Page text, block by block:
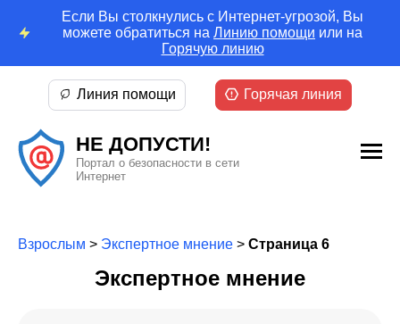
Если Вы столкнулись с Интернет-угрозой, Вы
можете обратиться на Линию помощи или на
Горячую линию
НЕ ДОПУСТИ!
Портал о безопасности в сети
Интернет
Линия помощи Горячая линия
Взрослым > Экспертное мнение > Страница 6
Экспертное мнение